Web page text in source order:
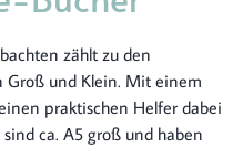
zählt zu den
Groß und Klein. Mit einem
praktischen Helfer dabei
ca. A5 groß und haben